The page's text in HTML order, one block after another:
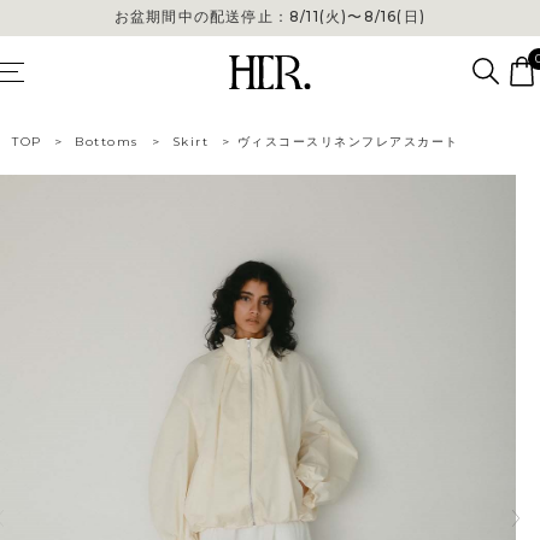
お盆期間中の配送停止：8/11(火)〜8/16(日)
TOP > Bottoms > Skirt > ヴィスコースリネンフレアスカート